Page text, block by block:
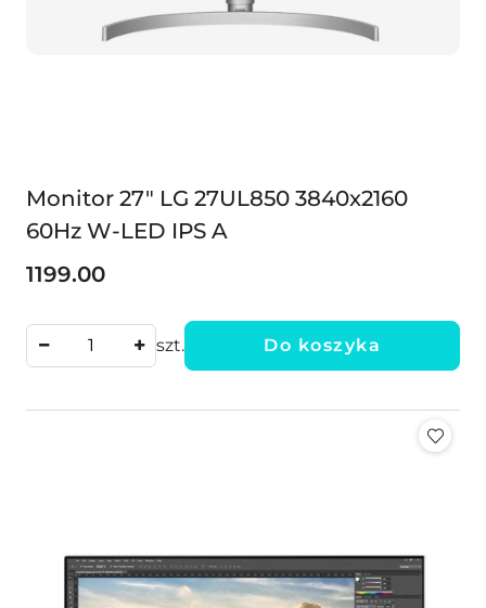
Monitor 27" LG 27UL850 3840x2160
60Hz W-LED IPS A
Cena:
1199.00
szt. Do koszyka